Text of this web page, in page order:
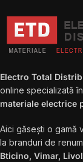
Electro Total
online specializată în
materiale electrice
Aici găsești o gamă
la branduri de
Bticino, Vimar,